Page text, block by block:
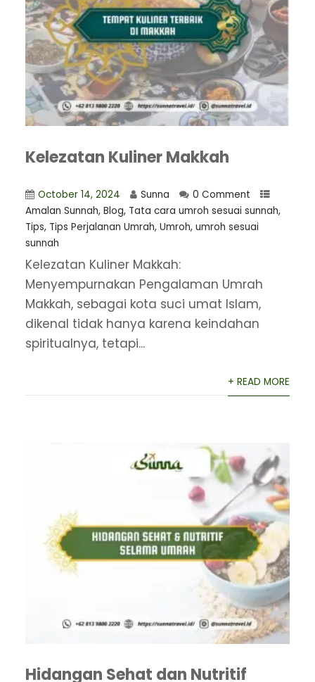
Kelezatan Kuliner Makkah
October 14, 2024 Sunna
0 Comment
Amalan Sunnah, Blog, Tata cara umroh sesuai sunnah,
Tips, Tips Perjalanan Umrah, Umroh, umroh sesuai
sunnah
Kelezatan Kuliner Makkah:
Menyempurnakan Pengalaman Umrah
Makkah, sebagai kota suci umat Islam,
dikenal tidak hanya karena keindahan
spiritualnya, tetapi...
+ READ MORE
Hidangan Sehat dan Nutritif